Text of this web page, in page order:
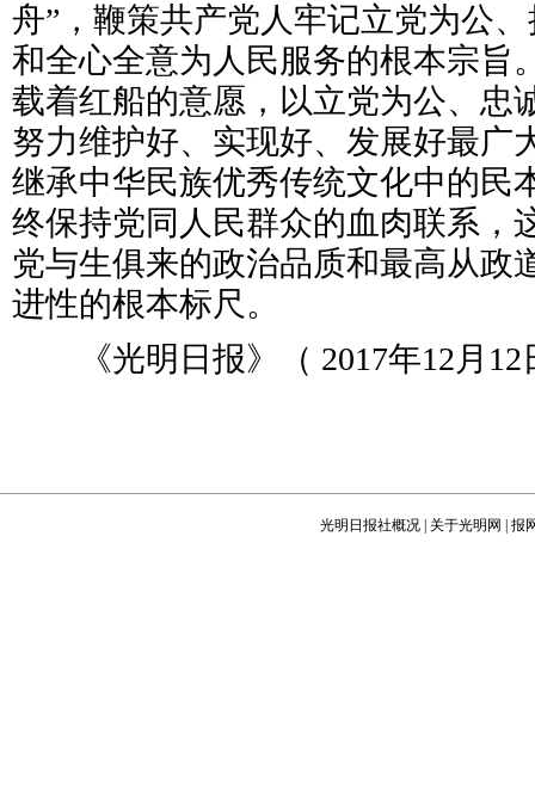
舟”，鞭策共产党人牢记立党为公
和全心全意为人民服务的根本宗旨
载着红船的意愿，以立党为公、忠
努力维护好、实现好、发展好最广
继承中华民族优秀传统文化中的民
终保持党同人民群众的血肉联系，
党与生俱来的政治品质和最高从政
进性的根本标尺。
《光明日报》（ 2017年12月
光明日报社概况 关于光明网 报